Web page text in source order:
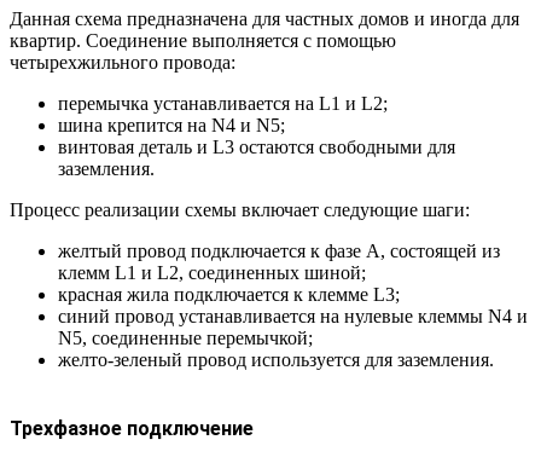
Данная схема предназначена для частных домов и иногда для
квартир. Соединение выполняется с помощью
четырехжильного провода:
перемычка устанавливается на L1 и L2;
шина крепится на N4 и N5;
винтовая деталь и L3 остаются свободными для
заземления.
Процесс реализации схемы включает следующие шаги:
желтый провод подключается к фазе А, состоящей из
клемм L1 и L2, соединенных шиной;
красная жила подключается к клемме L3;
синий провод устанавливается на нулевые клеммы N4 и
N5, соединенные перемычкой;
желто-зеленый провод используется для заземления.
Трехфазное подключение